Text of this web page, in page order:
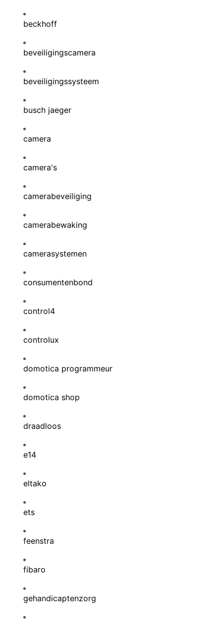
beckhoff
beveiligingscamera
beveiligingssysteem
busch jaeger
camera
camera's
camerabeveiliging
camerabewaking
camerasystemen
consumentenbond
control4
controlux
domotica programmeur
domotica shop
draadloos
e14
eltako
ets
feenstra
fibaro
gehandicaptenzorg